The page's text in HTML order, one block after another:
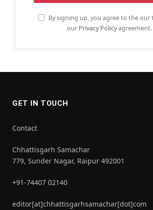
By signing up, you agree to the our
our Privacy Policyagreement.
GET IN TOUCH
Contact
Chhattisgarh Samachar
779, Sunder Nagar, Raipur 492001
+91-74407 02140
editor[at]chhattisgarhsamachar[dot]com